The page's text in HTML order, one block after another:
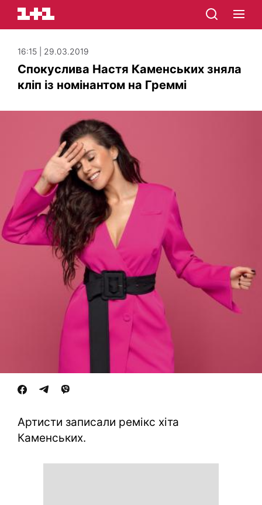
16:15 | 29.03.2019
Спокуслива Настя Каменських зняла
кліп із номінантом на Греммі
Артисти записали ремікс хіта
Каменських.